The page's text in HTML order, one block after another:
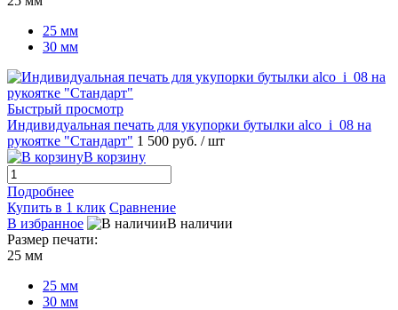
25 мм
30 мм
Быстрый просмотр
Индивидуальная печать для укупорки бутылки alco_i_08 на
рукоятке "Стандарт" 1 500 руб. / шт
В корзину
Подробнее
Купить в 1 клик Сравнение
В избранное
В наличии
Размер печати:
25 мм
25 мм
30 мм